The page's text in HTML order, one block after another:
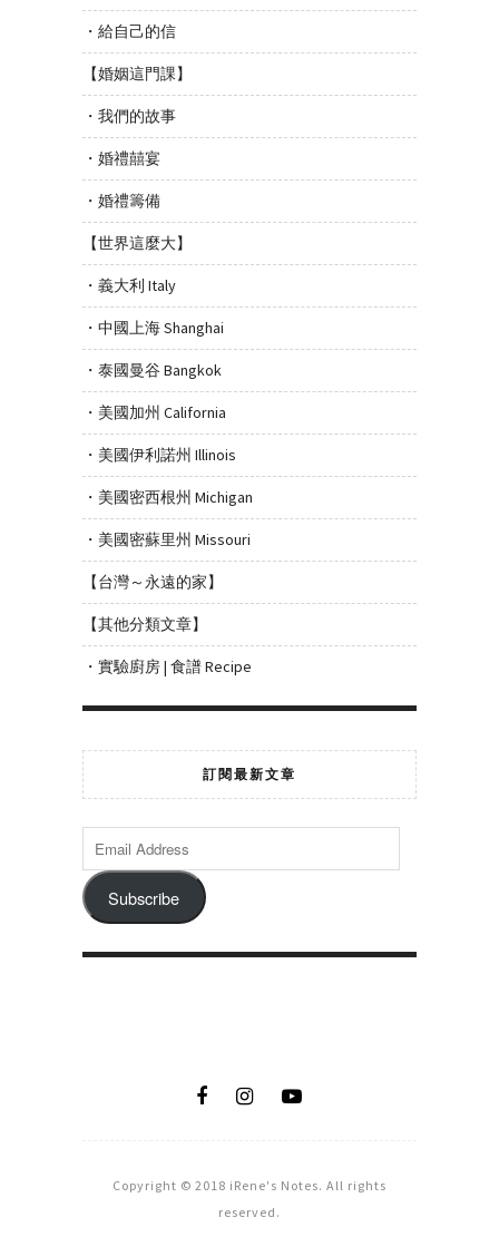
・給自己的信
【婚姻這門課】
・我們的故事
・婚禮囍宴
・婚禮籌備
【世界這麼大】
・義大利 Italy
・中國上海 Shanghai
・泰國曼谷 Bangkok
・美國加州 California
・美國伊利諾州 Illinois
・美國密西根州 Michigan
・美國密蘇里州 Missouri
【台灣～永遠的家】
【其他分類文章】
・實驗廚房 | 食譜 Recipe
訂閱最新文章
Subscribe
Copyright © 2018 iRene's Notes. All rights
reserved.